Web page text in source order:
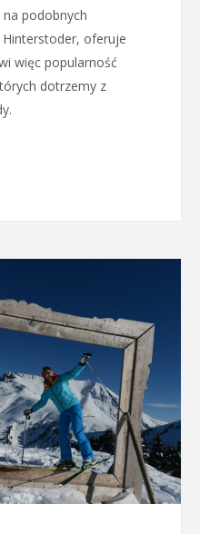
na podobnych
oferuje
więc popularność
dotrzemy z